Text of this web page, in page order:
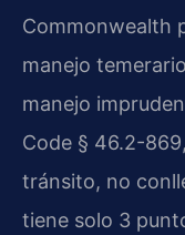
Commonwealth
manejo
manejo
Code § 46.2-
tránsito, no
tiene solo 3